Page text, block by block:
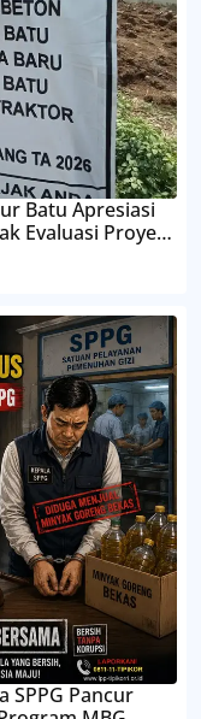
Batu Apresiasi
Evaluasi Proyek
SPPG Pancur